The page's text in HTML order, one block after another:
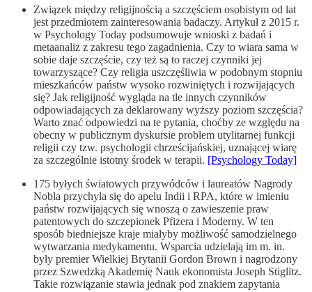
Związek między religijnością a szczęściem osobistym od lat
jest przedmiotem zainteresowania badaczy. Artykuł z 2015 r.
w Psychology Today podsumowuje wnioski z badań i
metaanaliz z zakresu tego zagadnienia. Czy to wiara sama w
sobie daje szczęście, czy też są to raczej czynniki jej
towarzyszące? Czy religia uszczęśliwia w podobnym stopniu
mieszkańców państw wysoko rozwiniętych i rozwijających
się? Jak religijność wygląda na tle innych czynników
odpowiadających za deklarowany wyższy poziom szczęścia?
Warto znać odpowiedzi na te pytania, choćby ze względu na
obecny w publicznym dyskursie problem utylitarnej funkcji
religii czy tzw. psychologii chrześcijańskiej, uznającej wiarę
za szczególnie istotny środek w terapii. [Psychology Today]
175 byłych światowych przywódców i laureatów Nagrody
Nobla przychyla się do apelu Indii i RPA, które w imieniu
państw rozwijających się wnoszą o zawieszenie praw
patentowych do szczepionek Pfizera i Moderny. W ten
sposób biedniejsze kraje miałyby możliwość samodzielnego
wytwarzania medykamentu. Wsparcia udzielają im m. in.
były premier Wielkiej Brytanii Gordon Brown i nagrodzony
przez Szwedzką Akademię Nauk ekonomista Joseph Stiglitz.
Takie rozwiązanie stawia jednak pod znakiem zapytania